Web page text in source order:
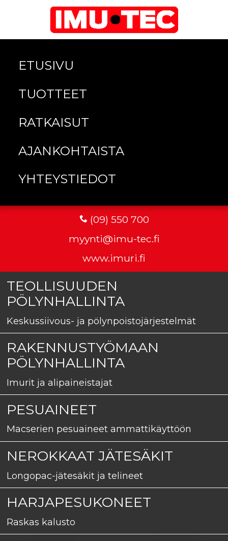
ETUSIVU
TUOTTEET
RATKAISUT
AJANKOHTAISTA
YHTEYSTIEDOT
(09) 550 700
myynti@imu-tec.fi
www.imuri.fi
TEOLLISUUDEN
PÖLYNHALLINTA
Keskussiivous- ja pölynpoistojärjestelmät
RAKENNUSTYÖMAAN
PÖLYNHALLINTA
Imurit ja alipaineistajat
PESUAINEET
Macserien pesuaineet ammattikäyttöön
NEROKKAAT JÄTESÄKIT
Longopac-jätesäkit ja telineet
HARJAPESUKONEET
Raskas kalusto